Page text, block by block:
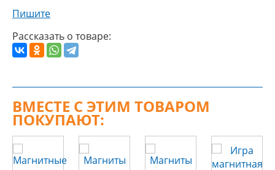
Пишите
Рассказать о товаре:
ВМЕСТЕ С ЭТИМ ТОВАРОМ
ПОКУПАЮТ: